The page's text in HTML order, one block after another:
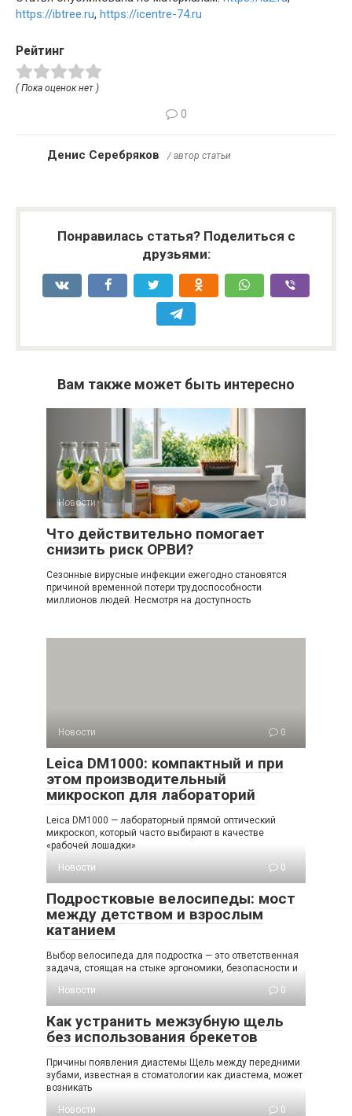
https://ibtree.ru, https://icentre-74.ru
Рейтинг
( Пока оценок нет )
0
Денис Серебряков / автор статьи
Понравилась статья? Поделиться с
друзьями:
Вам также может быть интересно
Новости 0
Что действительно помогает
снизить риск ОРВИ?
Сезонные вирусные инфекции ежегодно становятся
причиной временной потери трудоспособности
миллионов людей. Несмотря на доступность
Новости 0
Leica DM1000: компактный и при
этом производительный
микроскоп для лабораторий
Leica DM1000 — лабораторный прямой оптический
микроскоп, который часто выбирают в качестве
«рабочей лошадки»
Новости
0
Подростковые велосипеды: мост
между детством и взрослым
катанием
Выбор велосипеда для подростка — это ответственная
задача, стоящая на стыке эргономики, безопасности и
Новости
0
Как устранить межзубную щель
без использования брекетов
Причины появления диастемы Щель между передними
зубами, известная в стоматологии как диастема, может
возникать
Новости
0